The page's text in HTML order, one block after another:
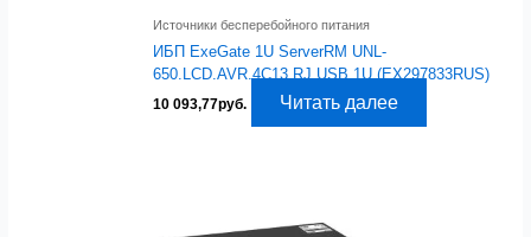
Источники бесперебойного питания
ИБП ExeGate 1U ServerRM UNL-
650.LCD.AVR.4C13.RJ.USB.1U (EX297833RUS)
10 093,77руб. Читать далее